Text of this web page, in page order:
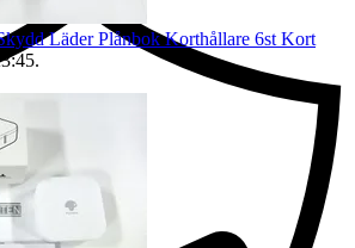
Läder Plånbok Korthållare 6st Kort
.